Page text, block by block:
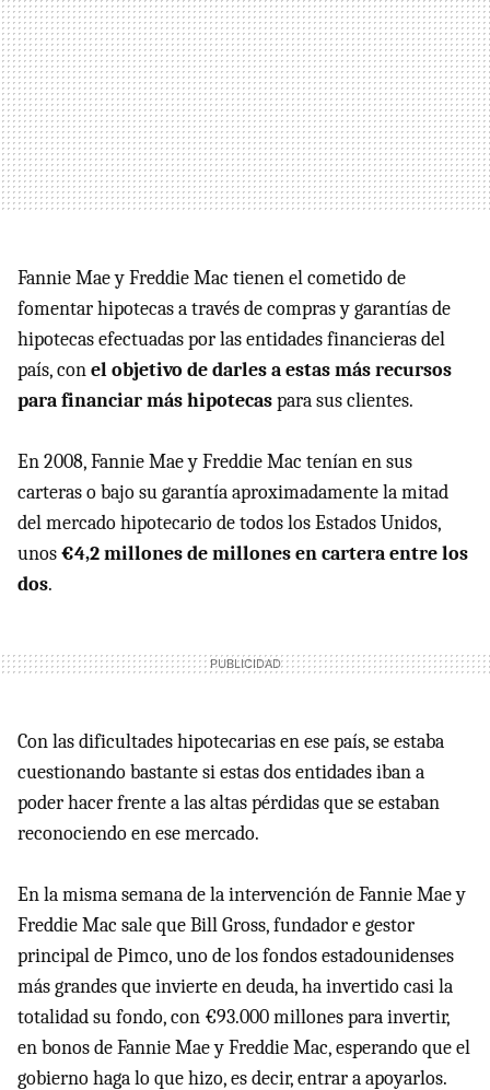
Fannie Mae y Freddie Mac tienen el cometido de
fomentar hipotecas a través de compras y garantías de
hipotecas efectuadas por las entidades financieras del
país, conel objetivo de darles a estas más recursos
para financiar más hipotecaspara sus clientes.
En 2008, Fannie Mae y Freddie Mac tenían en sus
carteras o bajo su garantía aproximadamente la mitad
del mercado hipotecario de todos los Estados Unidos,
unos€4,2 millones de millones en cartera entre los
dos.
Con las dificultades hipotecarias en ese país, se estaba
cuestionando bastante si estas dos entidades iban a
poder hacer frente a las altas pérdidas que se estaban
reconociendo en ese mercado.
En la misma semana de la intervención de Fannie Mae y
Freddie Mac sale que Bill Gross, fundador e gestor
principal de Pimco, uno de los fondos estadounidenses
más grandes que invierte en deuda, ha invertido casi la
totalidad su fondo, con €93.000 millones para invertir,
en bonos de Fannie Mae y Freddie Mac, esperando que el
gobierno haga lo que hizo, es decir, entrar a apoyarlos.